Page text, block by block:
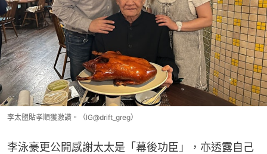
李太體貼孝順獲激讚。（IG@drift_greg）
李泳豪更公開感謝太太是「幕後功臣」，亦透露自己